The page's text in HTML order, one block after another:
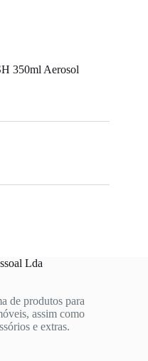
350ml Aerosol
Lda
de produtos para
assim como
e extras.